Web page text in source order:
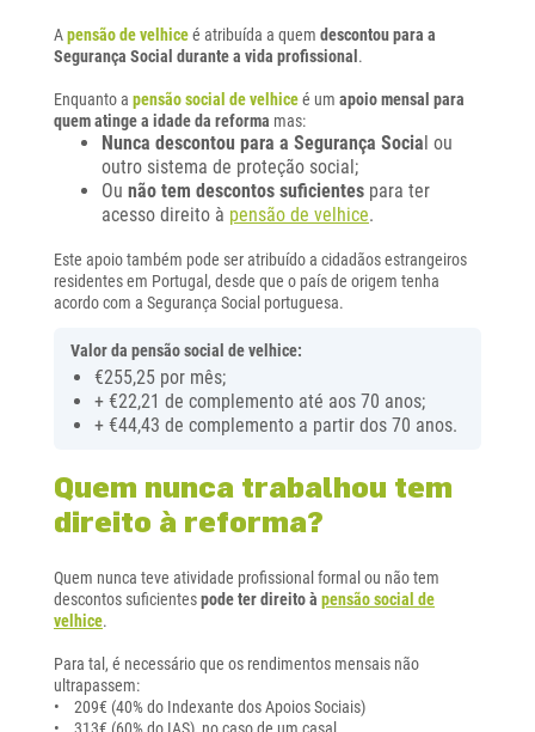
Apensão de velhiceé atribuída a quem descontou para a
Segurança Social durante a vida profissional .
Enquanto a pensão social de velhiceé um apoio mensal para
quem atinge a idade da reforma mas:
Nunca descontou para a Segurança Socia l ou
outro sistema de proteção social;
Ou não tem descontos suficientes para ter
acesso direito à pensão de velhice.
Este apoio também pode ser atribuído a cidadãos estrangeiros
residentes em Portugal, desde que o país de origem tenha
acordo com a Segurança Social portuguesa.
Valor da pensão social de velhice:
€255,25 por mês;
+ €22,21 de complemento até aos 70 anos;
+ €44,43 de complemento a partir dos 70 anos.
Quem nunca trabalhou tem
direito à reforma?
Quem nunca teve atividade profissional formal ou não tem
descontos suficientespode ter direito à pensão social de
velhice.
Para tal, é necessário que os rendimentos mensais não
ultrapassem:
• 209€ (40% do Indexante dos Apoios Sociais)